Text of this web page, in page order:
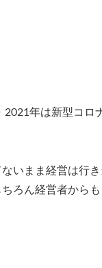
2021年は新型コロ
いまま経営は行
ろん経営者から